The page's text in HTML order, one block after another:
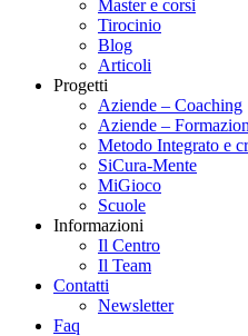
Master e corsi
Tirocinio
Blog
Articoli
Progetti
Aziende – Coaching
Aziende –
Metodo Integrato e
SiCura-Mente
MiGioco
Scuole
Informazioni
Il Centro
Il Team
Contatti
Newsletter
Faq